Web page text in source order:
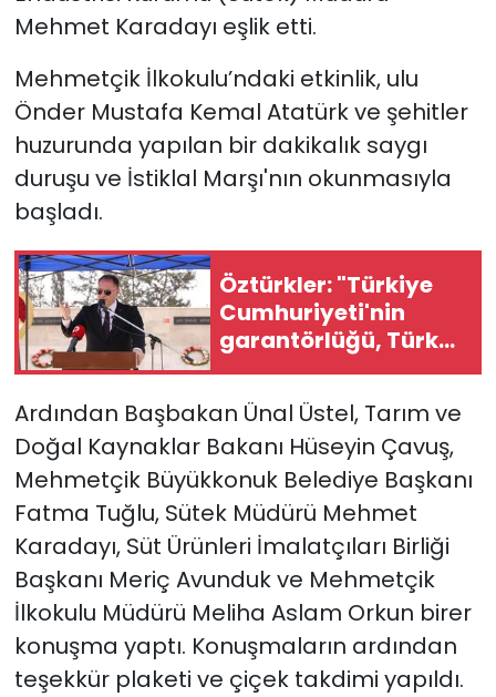
Mehmet Karadayı eşlik etti.
Mehmetçik İlkokulu’ndaki etkinlik, ulu
Önder Mustafa Kemal Atatürk ve şehitler
huzurunda yapılan bir dakikalık saygı
duruşu ve İstiklal Marşı'nın okunmasıyla
başladı.
Öztürkler: "Türkiye
Cumhuriyeti'nin
garantörlüğü, Türk
askerinin varlığı
tartışma konusu
olamaz"
Ardından Başbakan Ünal Üstel, Tarım ve
Doğal Kaynaklar Bakanı Hüseyin Çavuş,
Mehmetçik Büyükkonuk Belediye Başkanı
Fatma Tuğlu, Sütek Müdürü Mehmet
Karadayı, Süt Ürünleri İmalatçıları Birliği
Başkanı Meriç Avunduk ve Mehmetçik
İlkokulu Müdürü Meliha Aslam Orkun birer
konuşma yaptı. Konuşmaların ardından
teşekkür plaketi ve çiçek takdimi yapıldı.